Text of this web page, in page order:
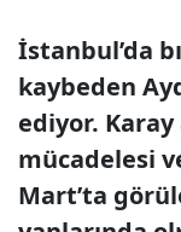
İstanbul’da
kaybeden
ediyor. Karay
mücadelesi
Mart’ta